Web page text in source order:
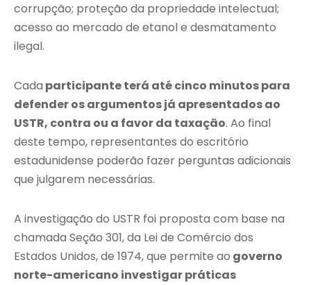
corrupção; proteção da propriedade intelectual;
acesso ao mercado de etanol e desmatamento
ilegal.
Cada participante terá até cinco minutos para
defender os argumentos já apresentados ao
USTR, contra ou a favor da taxação. Ao final
deste tempo, representantes do escritório
estadunidense poderão fazer perguntas adicionais
que julgarem necessárias.
A investigação do USTR foi proposta com base na
chamada Seção 301, da Lei de Comércio dos
Estados Unidos, de 1974, que permite ao governo
norte-americano investigar práticas